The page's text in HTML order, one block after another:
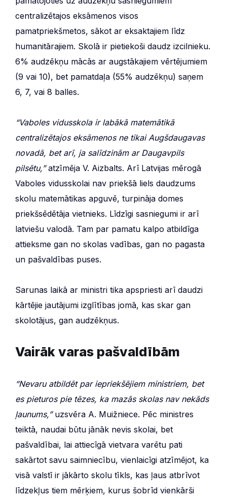
centralizētajos eksāmenos visos
pamatpriekšmetos, sākot ar eksaktajiem līdz
humanitārajiem. Skolā ir pietiekoši daudz izcilnieku.
6% audzēkņu mācās ar augstākajiem vērtējumiem
(9 vai 10), bet pamatdaļa (55% audzēkņu) saņem
6, 7, vai 8 balles.
“Vaboles vidusskola ir labākā matemātikā
centralizētajos eksāmenos ne tikai Augšdaugavas
novadā, bet arī, ja salīdzinām ar Daugavpils
pilsētu,”atzīmēja V. Aizbalts. Arī Latvijas mērogā
Vaboles vidusskolai nav priekšā liels daudzums
skolu matemātikas apguvē, turpināja domes
priekšsēdētāja vietnieks. Līdzīgi sasniegumi ir arī
latviešu valodā. Tam par pamatu kalpo atbildīga
attieksme gan no skolas vadības, gan no pagasta
un pašvaldības puses.
Sarunas laikā ar ministri tika apspriesti arī daudzi
kārtējie jautājumi izglītības jomā, kas skar gan
skolotājus, gan audzēkņus.
Vairāk varas pašvaldībām
“Nevaru atbildēt par iepriekšējiem ministriem, bet
es pieturos pie tēzes, ka mazās skolas nav nekāds
ļaunums,”uzsvēra A. Muižniece. Pēc ministres
teiktā, naudai būtu jānāk nevis skolai, bet
pašvaldībai, lai attiecīgā vietvara varētu pati
sakārtot savu saimniecību, vienlaicīgi atzīmējot, ka
visā valstī ir jākārto skolu tīkls, kas ļaus atbrīvot
līdzekļus tiem mērķiem, kurus šobrīd vienkārši